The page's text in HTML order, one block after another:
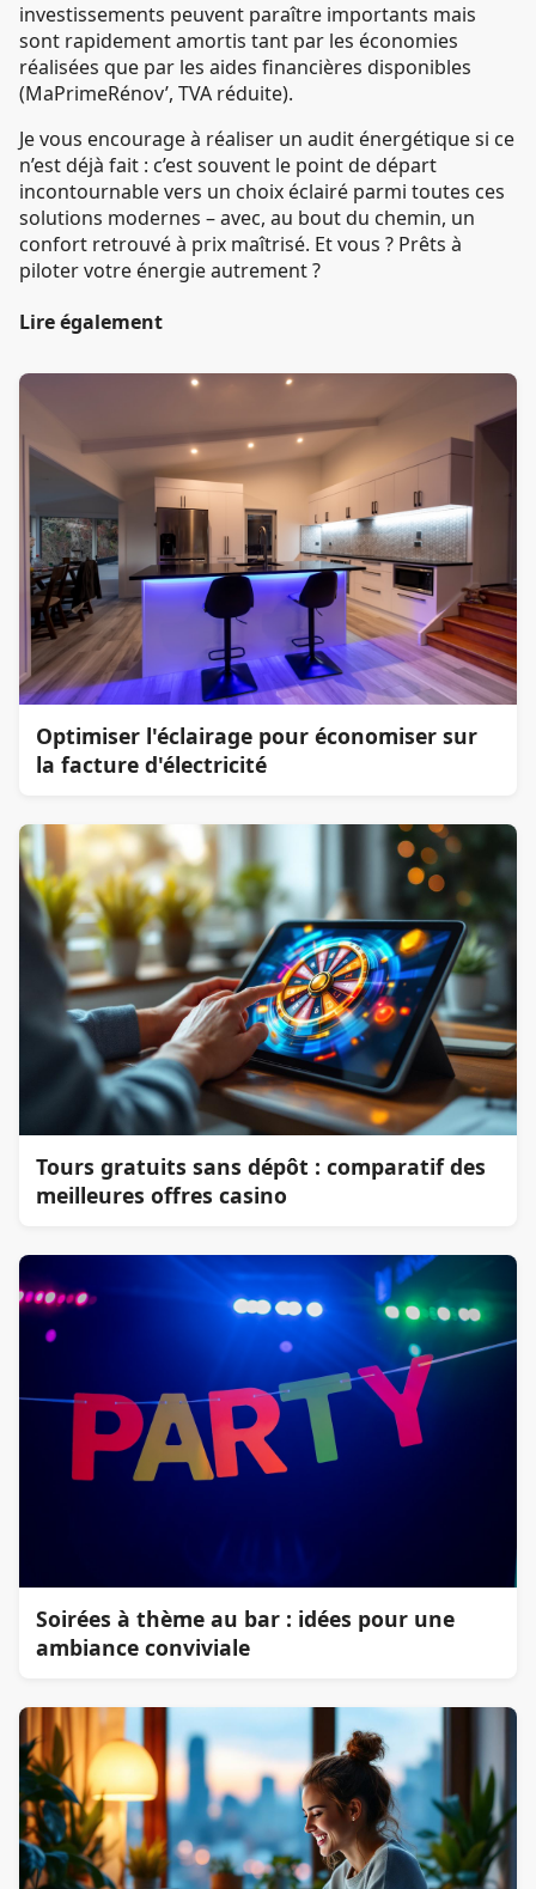
investissements peuvent paraître importants mais
sont rapidement amortis tant par les économies
réalisées que par les aides financières disponibles
(MaPrimeRénov’, TVA réduite).
Je vous encourage à réaliser un audit énergétique si ce
n’est déjà fait : c’est souvent le point de départ
incontournable vers un choix éclairé parmi toutes ces
solutions modernes – avec, au bout du chemin, un
confort retrouvé à prix maîtrisé. Et vous ? Prêts à
piloter votre énergie autrement ?
Lire également
Optimiser l'éclairage pour économiser sur
la facture d'électricité
Tours gratuits sans dépôt : comparatif des
meilleures offres casino
Soirées à thème au bar : idées pour une
ambiance conviviale